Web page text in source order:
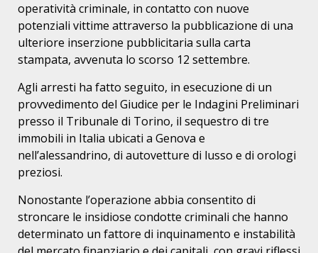
operatività criminale, in contatto con nuove
potenziali vittime attraverso la pubblicazione di una
ulteriore inserzione pubblicitaria sulla carta
stampata, avvenuta lo scorso 12 settembre.
Agli arresti ha fatto seguito, in esecuzione di un
provvedimento del Giudice per le Indagini Preliminari
presso il Tribunale di Torino, il sequestro di tre
immobili in Italia ubicati a Genova e
nell’alessandrino, di autovetture di lusso e di orologi
preziosi.
Nonostante l’operazione abbia consentito di
stroncare le insidiose condotte criminali che hanno
determinato un fattore di inquinamento e instabilità